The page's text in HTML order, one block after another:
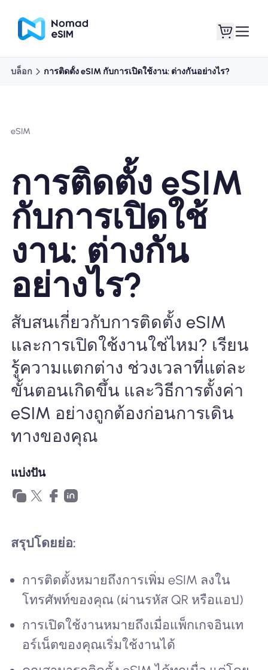
แผนร้านค้า
เกี่ยวกับ eSIM
ทำไมต้อง Nomad eSIM
การใช้ eSIM
สำหรับธุรกิจ
บล็อก การติดตั้ง eSIM กับการเปิดใช้งาน: ต่างกันอย่างไร?
eSIM
การติดตั้ง eSIM
กับการเปิดใช้
งาน: ต่างกัน
อย่างไร?
สับสนเกี่ยวกับการติดตั้ง eSIM
และการเปิดใช้งานใช่ไหม? เรียน
รู้ความแตกต่าง ช่วงเวลาที่แต่ละ
ขั้นตอนเกิดขึ้น และวิธีการตั้งค่า
eSIM อย่างถูกต้องก่อนการเดิน
ทางของคุณ
แบ่งปัน
สรุปโดยย่อ:
การติดตั้งหมายถึงการเพิ่ม eSIM ลงใน
โทรศัพท์ของคุณ (ผ่านรหัส QR หรือแอป)
การเปิดใช้งานหมายถึงเมื่อแพ็กเกจอินเท
อร์เน็ตของคุณเริ่มใช้งานได้